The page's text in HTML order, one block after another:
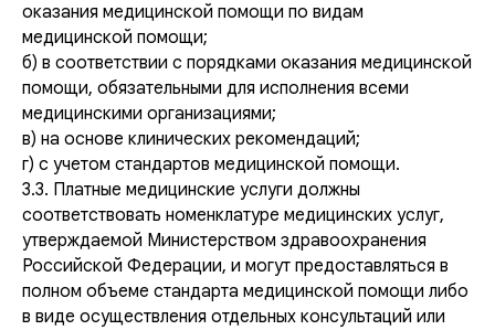
оказания медицинской помощи по видам
медицинской помощи;
б) в соответствии с порядками оказания медицинской
помощи, обязательными для исполнения всеми
медицинскими организациями;
в) на основе клинических рекомендаций;
г) с учетом стандартов медицинской помощи.
3.3. Платные медицинские услуги должны
соответствовать номенклатуре медицинских услуг,
утверждаемой Министерством здравоохранения
Российской Федерации, и могут предоставляться в
полном объеме стандарта медицинской помощи либо
в виде осуществления отдельных консультаций или